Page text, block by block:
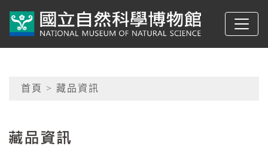
典藏網-國立自然科學
網頁導覽
首頁 > 藏品資訊